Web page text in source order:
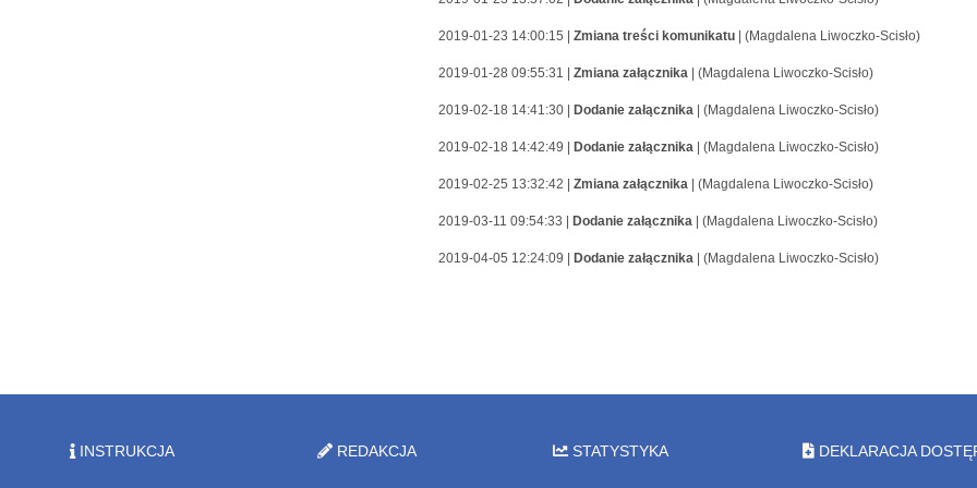
2019-01-23 14:00:15 | Zmiana treści komunikatu | (Magdalena Liwoczko-Scisło)
2019-01-28 09:55:31 | Zmiana załącznika | (Magdalena Liwoczko-Scisło)
2019-02-18 14:41:30 | Dodanie załącznika | (Magdalena Liwoczko-Scisło)
2019-02-18 14:42:49 | Dodanie załącznika | (Magdalena Liwoczko-Scisło)
2019-02-25 13:32:42 | Zmiana załącznika | (Magdalena Liwoczko-Scisło)
2019-03-11 09:54:33 | Dodanie załącznika | (Magdalena Liwoczko-Scisło)
2019-04-05 12:24:09 | Dodanie załącznika | (Magdalena Liwoczko-Scisło)
INSTRUKCJA REDAKCJA STATYSTYKA DEKLARACJA